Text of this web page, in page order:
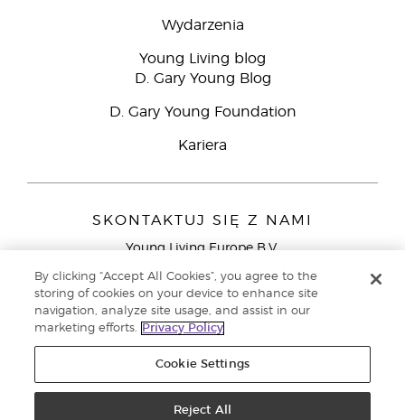
Wydarzenia
Young Living blog
D. Gary Young Blog
D. Gary Young Foundation
Kariera
SKONTAKTUJ SIĘ Z NAMI
Young Living Europe B.V.
9727 AJ Groningen
Young Living Europe Ltd - Europejska siedziba
główna:+44 (0) 20 3935 9000
zastrzeżone. |Polityka prywatności
By clicking “Accept All Cookies”, you agree to the
storing of cookies on your device to enhance site
navigation, analyze site usage, and assist in our
marketing efforts.
Privacy Policy
Cookie Settings
Reject All